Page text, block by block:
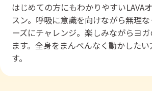
はじめての方にもわかりやすいLAVA
スン。呼吸に意識を向けながら無理
ーズにチャレンジ。楽しみながらヨ
ます。全身をまんべんなく動かした
す。